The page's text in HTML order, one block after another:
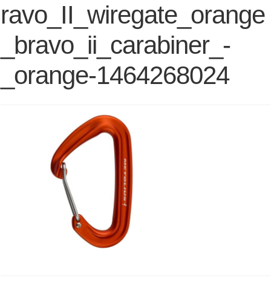
ravo_II_wiregate_orange
_bravo_ii_carabiner_-
_orange-1464268024